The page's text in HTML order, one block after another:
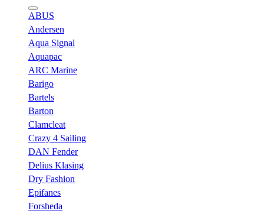
ABUS
Andersen
Aqua Signal
Aquapac
ARC Marine
Barigo
Bartels
Barton
Clamcleat
Crazy 4 Sailing
DAN Fender
Delius Klasing
Dry Fashion
Epifanes
Forsheda